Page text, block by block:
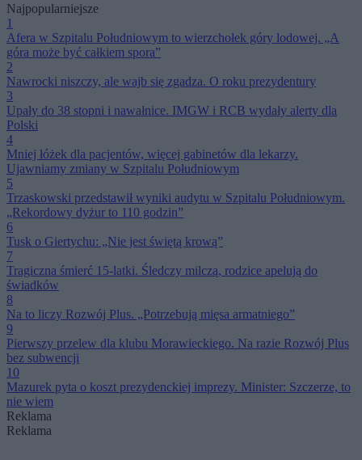
Najpopularniejsze
1
Afera w Szpitalu Południowym to wierzchołek góry lodowej. „A
góra może być całkiem spora”
2
Nawrocki niszczy, ale wajb się zgadza. O roku prezydentury
3
Upały do 38 stopni i nawałnice. IMGW i RCB wydały alerty dla
Polski
4
Mniej łóżek dla pacjentów, więcej gabinetów dla lekarzy.
Ujawniamy zmiany w Szpitalu Południowym
5
Trzaskowski przedstawił wyniki audytu w Szpitalu Południowym.
„Rekordowy dyżur to 110 godzin”
6
Tusk o Giertychu: „Nie jest świętą krową”
7
Tragiczna śmierć 15-latki. Śledczy milczą, rodzice apelują do
świadków
8
Na to liczy Rozwój Plus. „Potrzebują mięsa armatniego”
9
Pierwszy przelew dla klubu Morawieckiego. Na razie Rozwój Plus
bez subwencji
10
Mazurek pyta o koszt prezydenckiej imprezy. Minister: Szczerze, to
nie wiem
Reklama
Reklama